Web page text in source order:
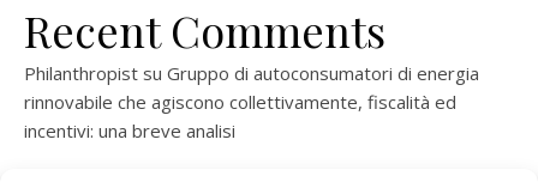
Recent Comments
Philanthropist su Gruppo di autoconsumatori di energia
rinnovabile che agiscono collettivamente, fiscalità ed
incentivi: una breve analisi